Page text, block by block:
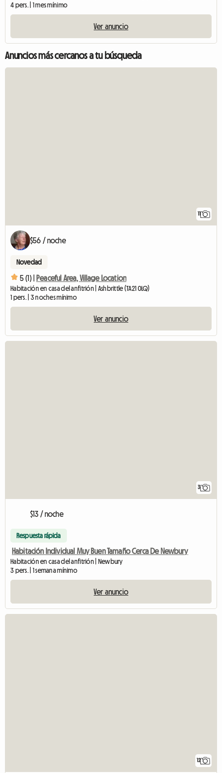
4 pers. | 1 mes mínimo
Ver anuncio
Anuncios más cercanos a tu búsqueda
11
$56 / noche
Novedad
5 (1) | Peaceful Area, Village Location
Habitación en casa del anfitrión | Ashbrittle (TA21 0LQ)
1 pers. | 3 noches mínimo
Ver anuncio
3
$13 / noche
Respuesta rápida
Habitación Individual Muy Buen Tamaño Cerca De Newbury
Habitación en casa del anfitrión | Newbury
3 pers. | 1 semana mínimo
Ver anuncio
12